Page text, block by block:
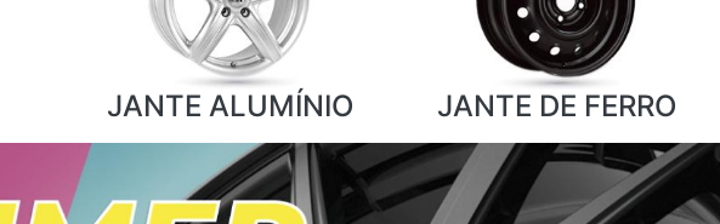
JANTE ALUMÍNIO JANTE DE FERRO